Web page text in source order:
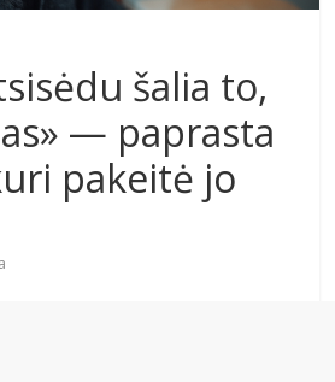
šalia to,
— paprasta
pakeitė jo